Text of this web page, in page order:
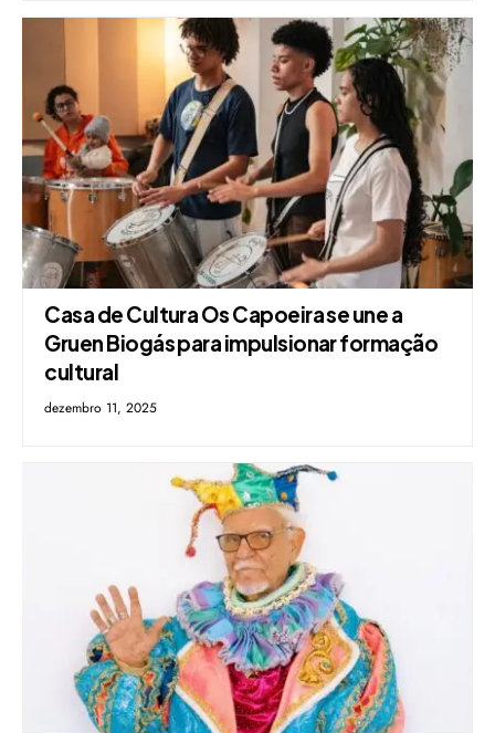
Casa de Cultura Os Capoeira se une a
Gruen Biogás para impulsionar formação
cultural
dezembro 11, 2025